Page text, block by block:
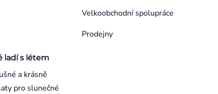
ladí s létem
a krásně
pro slunečné
Velkoobchodní spolupráce
Prodejny